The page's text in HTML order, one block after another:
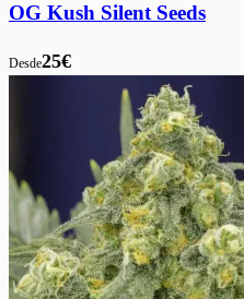
OG Kush Silent Seeds
Desde25€